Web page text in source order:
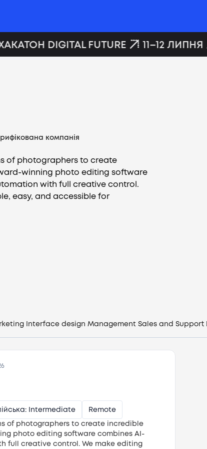
DIGITAL FUTURE 11–12 ЛИПНЯ
компанія
of photographers to create
winning photo editing software
with full creative control.
easy, and accessible for
Interface design Management Sales and Support
Intermediate Remote
of photographers to create incredible
photo editing software combines AI-
full creative control. We make editing